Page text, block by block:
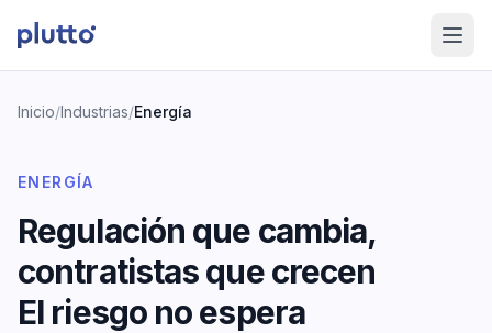
Inicio/Industrias/Energía
ENERGÍA
Regulación que cambia,
contratistas que crecen
El riesgo no espera